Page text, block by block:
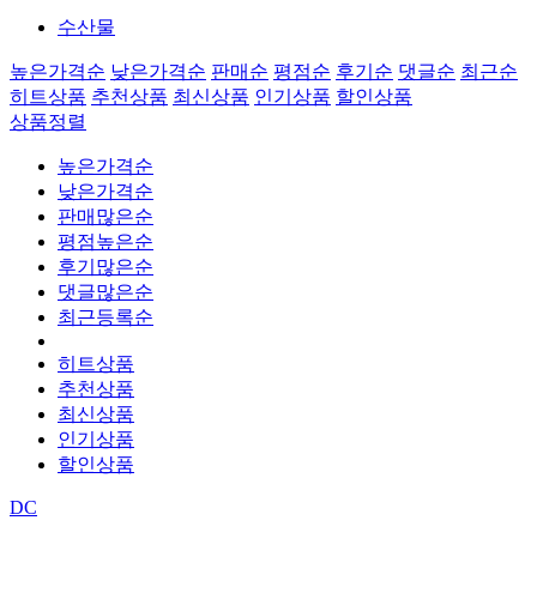
수산물
높은가격순 낮은가격순 판매순 평점순 후기순 댓글순 최근순
히트상품 추천상품 최신상품 인기상품 할인상품
상품정렬
높은가격순
낮은가격순
판매많은순
평점높은순
후기많은순
댓글많은순
최근등록순
히트상품
추천상품
최신상품
인기상품
할인상품
DC